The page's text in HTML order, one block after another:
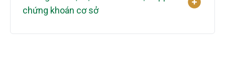
chứng khoán cơ sở